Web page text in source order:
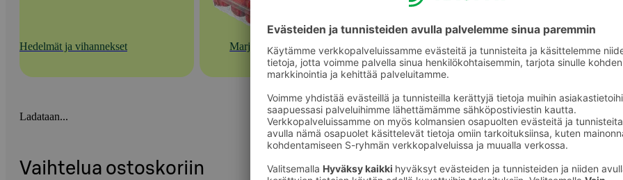
Hedelmät ja vihannekset Marjat
Ladataan...
Vaihtelua ostoskoriin